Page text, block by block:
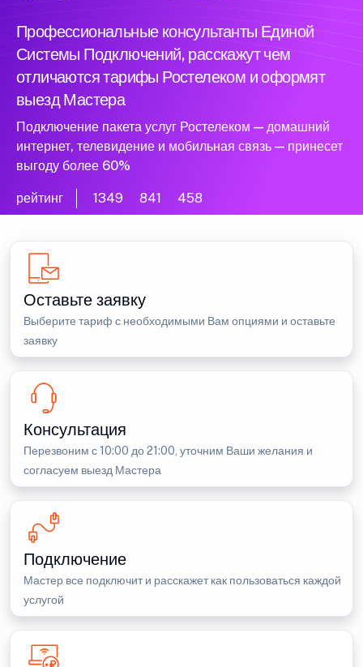
Профессиональные консультанты Единой
Системы Подключений, расскажут чем
отличаются тарифы Ростелеком и оформят
выезд Мастера
Подключение пакета услуг Ростелеком — домашний
интернет, телевидение и мобильная связь — принесет
выгоду более 60%
рейтинг 1349 841 458
Оставьте заявку
Выберите тариф с необходимыми Вам опциями и оставьте
заявку
Консультация
Перезвоним с 10:00 до 21:00, уточним Ваши желания и
согласуем выезд Мастера
Подключение
Мастер все подключит и расскажет как пользоваться каждой
услугой